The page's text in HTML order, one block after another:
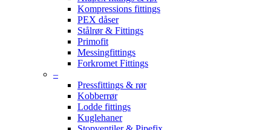
Kompressions fittings
PEX dåser
Stålrør & Fittings
Primofit
Messingfittings
Forkromet Fittings
–
Pressfittings & rør
Kobberrør
Lodde fittings
Kuglehaner